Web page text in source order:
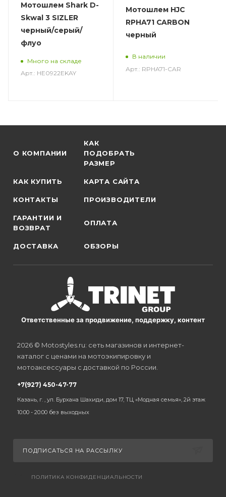
Мотошлем Shark D-
Skwal 3 SIZLER
черный/серый/
флуо
Много на складе
Арт.: HE0922EKAY
Мотошлем HJC
RPHA71 CARBON
черный
В наличии
Арт.: RPHA71-CAR
О КОМПАНИИ
КАК
ПОДОБРАТЬ
РАЗМЕР
КАК КУПИТЬ КАРТА САЙТА
КОНТАКТЫ ПРОИЗВОДИТЕЛИ
ГАРАНТИИ И
ВОЗВРАТ
ОПЛАТА
ДОСТАВКА ОБЗОРЫ
Ответственные за продвижение, поддержку, контент
2026 © Motostyles.ru: сеть магазинов и интернет-
каталог с ценами на мотоэкипировку и
мотоаксессуары с доставкой по России.
+7(927) 450-47-77
Казань, г. , ул. Бурхана Шахиди, дом 17, ТЦ «Модная семья», 2й этаж
10:00 - 20:00 без выходных
ПОДПИСАТЬСЯ НА РАССЫЛКУ
ПОЛИТИКА КОНФИДЕНЦИАЛЬНОСТИ